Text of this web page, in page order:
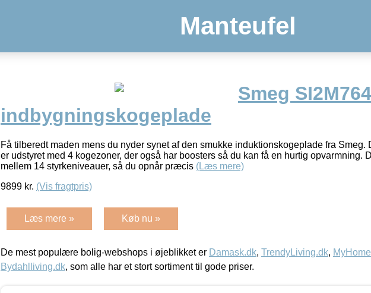
Manteufel
Smeg
indbygningskogeplade
Få tilberedt maden mens du nyder synet af den smukke induktionskogeplade fra Smeg.
er udstyret med 4 kogezoner, der også har boosters så du kan få en hurtig opvarmning.
mellem 14 styrkeniveauer, så du opnår præcis (Læs mere)
9899 kr. (Vis fragtpris)
Læs mere » Køb nu »
De mest populære bolig-webshops i øjeblikket er Damask.dk, TrendyLiving.dk,
Bydahlliving.dk, som alle har et stort sortiment til gode priser.